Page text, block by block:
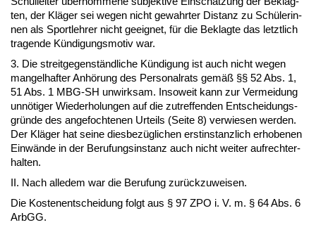
ten, der Kläger sei we­gen nicht ge­wahr­ter Dis­tanz zu Schüle­rin­
nen als Sport­leh­rer nicht ge­eig­net, für die Be­klag­te das letzt­lich
tra­gen­de Kündi­gungs­mo­tiv war.
3. Die streit­ge­genständ­li­che Kündi­gung ist auch nicht we­gen
man­gel­haf­ter Anhörung des Per­so­nal­rats gemäß §§ 52 Abs. 1,
51 Abs. 1 MBG-SH un­wirk­sam. In­so­weit kann zur Ver­mei­dung
unnöti­ger Wie­der­ho­lun­gen auf die zu­tref­fen­den Ent­schei­dungs­
gründe des an­ge­foch­te­nen Ur­teils (Sei­te 8) ver­wie­sen wer­den.
Der Kläger hat sei­ne dies­bezügli­chen erst­in­stanz­lich er­ho­be­nen
Einwände in der Be­ru­fungs­in­stanz auch nicht wei­ter auf­recht­er­
hal­ten.
II. Nach al­le­dem war die Be­ru­fung zurück­zu­wei­sen.
Die Kos­ten­ent­schei­dung folgt aus § 97 ZPO i. V. m. § 64 Abs. 6
ArbGG.